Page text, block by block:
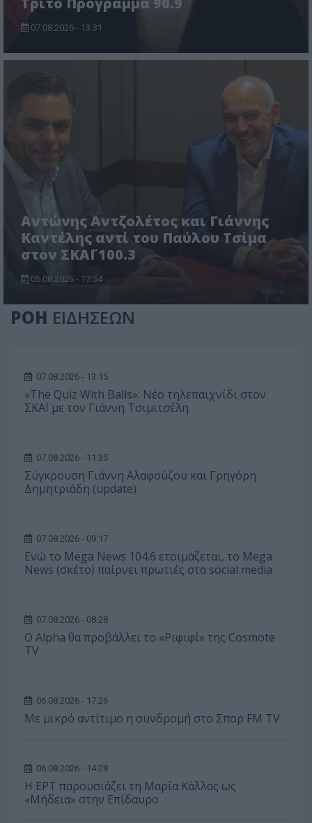
07.08.2026 - 13:31
Αντώνης Αντζολέτος και Γιάννης
Καντέλης αντί του Παύλου Τσίμα
στον ΣΚΑΪ 100.3
05.08.2026 - 17:54
ΡΟΗ ΕΙΔΗΣΕΩΝ
07.08.2026 - 13:15
«The Quiz With Balls»: Νέο τηλεπαιχνίδι στον
ΣΚΑΪ με τον Γιάννη Τσιμιτσέλη
07.08.2026 - 11:35
Σύγκρουση Γιάννη Αλαφούζου και Γρηγόρη
Δημητριάδη (update)
07.08.2026 - 09:17
Ενώ το Mega News 104.6 ετοιμάζεται, το Mega
News (σκέτο) παίρνει πρωτιές στα social media
07.08.2026 - 08:28
Ο Alpha θα προβάλλει το «Ριφιφί» της Cosmote
TV
06.08.2026 - 17:26
Με μικρό αντίτιμο η συνδρομή στο Σπορ FM TV
06.08.2026 - 14:28
Η ΕΡΤ παρουσιάζει τη Μαρία Κάλλας ως
«Μήδεια» στην Επίδαυρο